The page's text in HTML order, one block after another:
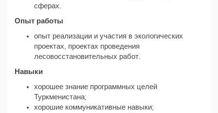
сферах.
Опыт работы
опыт реализации и участия в экологических
проектах, проектах проведения
лесовосстановительных работ.
Навыки
хорошее знание программных целей
Туркменистана;
хорошие коммуникативные навыки;